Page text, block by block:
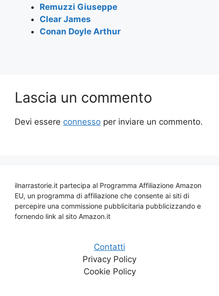
Remuzzi Giuseppe
Clear James
Conan Doyle Arthur
Lascia un commento
Devi essere connesso per inviare un commento.
ilnarrastorie.it partecipa al Programma Affiliazione Amazon
EU, un programma di affiliazione che consente ai siti di
percepire una commissione pubblicitaria pubblicizzando e
fornendo link al sito Amazon.it
Contatti
Privacy Policy
Cookie Policy